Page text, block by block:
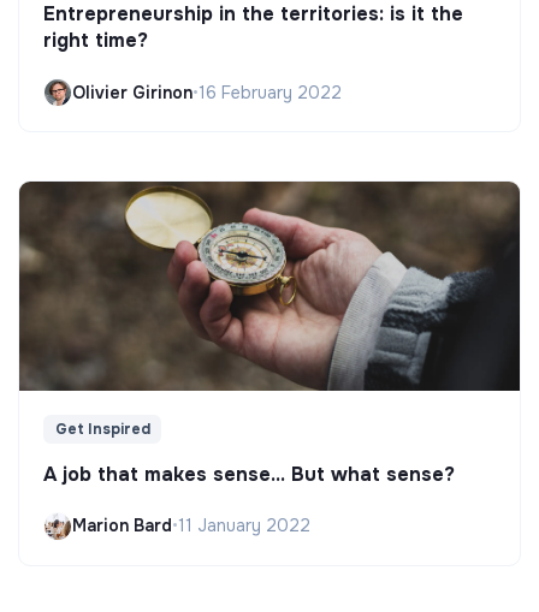
Entrepreneurship in the territories: is it the
right time?
Olivier Girinon•16 February 2022
Get Inspired
A job that makes sense... But what sense?
Marion Bard•11 January 2022